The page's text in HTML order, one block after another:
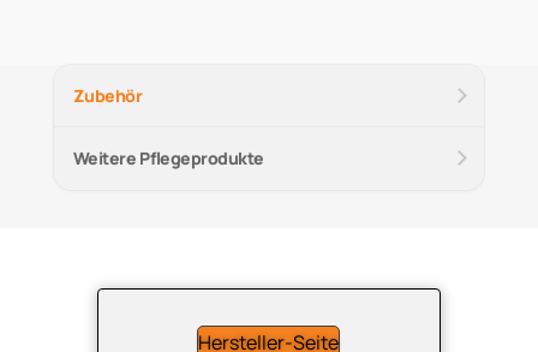
Zubehör
Weitere Pflegeprodukte
Hersteller-Seite